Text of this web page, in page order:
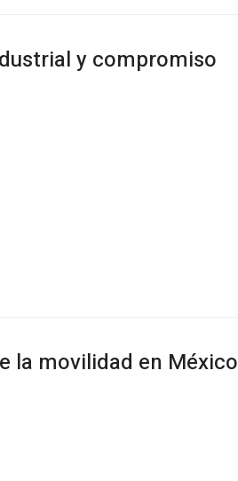
y compromiso
la movilidad en México